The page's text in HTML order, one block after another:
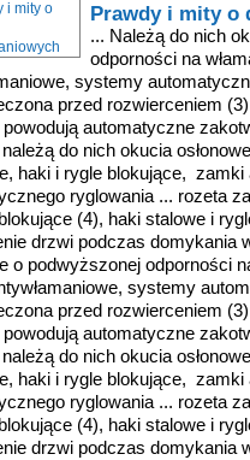
Prawdy i mity o
... Należą do nich
odporności na
systemy
przed rozwierceniem
powodują automatyczne
do nich okucia
haki i rygle blokujące,
ryglowania ... rozeta
(4), haki stalowe i
drzwi podczas domykania
o podwyższonej odporności
systemy
przed rozwierceniem
powodują automatyczne
do nich okucia
haki i rygle blokujące,
ryglowania ... rozeta
(4), haki stalowe i
drzwi podczas domykania